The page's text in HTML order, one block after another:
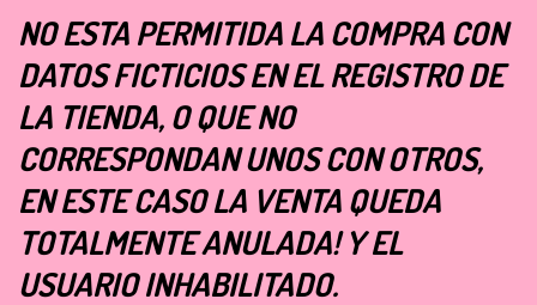
NO ESTA PERMITIDA LA COMPRA CON
DATOS FICTICIOS EN EL REGISTRO DE
LA TIENDA, O QUE NO
CORRESPONDAN UNOS CON OTROS,
EN ESTE CASO LA VENTA QUEDA
TOTALMENTE ANULADA! Y EL
USUARIO INHABILITADO.